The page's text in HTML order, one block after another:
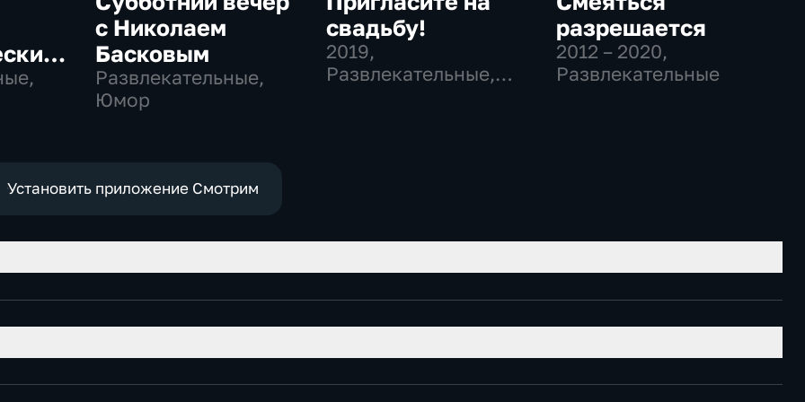
с Николаем
Басковым
Развлекательные,
Юмор
свадьбу!
2019,
Развлекательные,
разрешается
2012 – 2020,
Развлекательные
Установить приложение Смотрим